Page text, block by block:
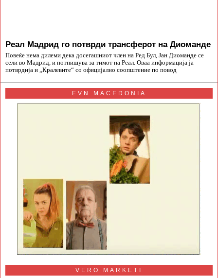
Реал Мадрид го потврди трансферот на Диоманде
Повеќе нема дилеми дека досегашниот член на Ред Бул, Јан Диоманде се
сели во Мадрид, и потпишува за тимот на Реал. Оваа информација ја
потврдија и „Кралевите“ со официјално соопштение по повод
EVN MACEDONIA
VERO MARKETI